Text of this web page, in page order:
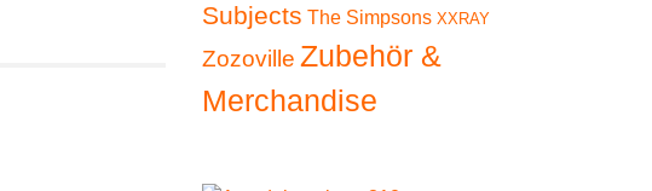
Subjects The Simpsons XXRAY
Zozoville Zubehör &
Merchandise